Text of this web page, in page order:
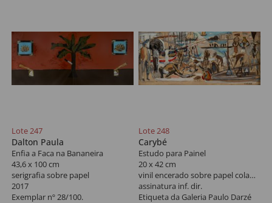
Lote 247
Dalton Paula
Enfia a Faca na Bananeira
43,6 x 100 cm
serigrafia sobre papel
2017
Exemplar nº 28/100.
Lote 248
Carybé
Estudo para Painel
20 x 42 cm
vinil encerado sobre papel colado em placa
assinatura inf. dir.
Etiqueta da Galeria Paulo Darzé